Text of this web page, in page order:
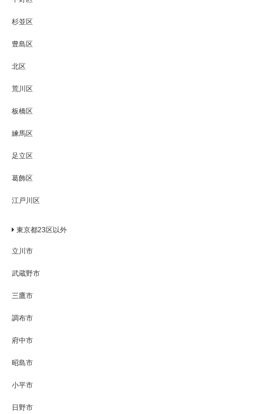
杉並区
豊島区
北区
荒川区
板橋区
練馬区
足立区
葛飾区
江戸川区
東京都23区以外
立川市
武蔵野市
三鷹市
調布市
府中市
昭島市
小平市
日野市